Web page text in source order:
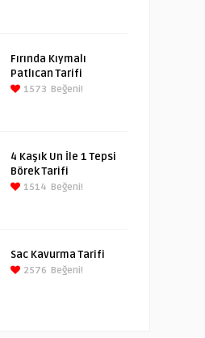
Fırında Kıymalı
Patlıcan Tarifi
1573 Beğeni!
4 Kaşık Un İle 1 Tepsi
Börek Tarifi
1514 Beğeni!
Sac Kavurma Tarifi
2576 Beğeni!